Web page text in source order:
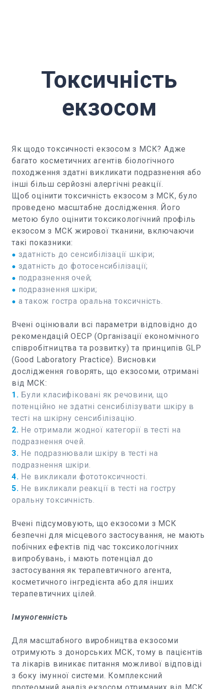
Токсичність
екзосом
Як щодо токсичності екзосом з МСК? Адже
багато косметичних агентів біологічного
походження здатні викликати подразнення або
інші більш серйозні алергічні реакції.
Щоб оцінити токсичність екзосом з МСК, було
проведено масштабне дослідження. Його
метою було оцінити токсикологічний профіль
екзосом з МСК жирової тканини, включаючи
такі показники:
● здатність до сенсибілізації шкіри;
● здатність до фотосенсибілізації;
● подразнення очей;
● подразнення шкіри;
● а також гостра оральна токсичність.
Вчені оцінювали всі параметри відповідно до
рекомендацій ОЕСР (Організації економічного
співробітництва та розвитку) та принципів GLP
(Good Laboratory Practice). Висновки
дослідження говорять, що екзосоми, отримані
від МСК:
1. Були класифіковані як речовини, що
потенційно не здатні сенсибілізувати шкіру в
тесті на шкірну сенсибілізацію.
2. Не отримали жодної категорії в тесті на
подразнення очей.
3. Не подразнювали шкіру в тесті на
подразнення шкіри.
4. Не викликали фототоксичності.
5. Не викликали реакції в тесті на гостру
оральну токсичність.
Вчені підсумовують, що екзосоми з МСК
безпечні для місцевого застосування, не мають
побічних ефектів під час токсикологічних
випробувань, і мають потенціал до
застосування як терапевтичного агента,
косметичного інгредієнта або для інших
терапевтичних цілей.
Імуногенність
Для масштабного виробництва екзосоми
отримують з донорських МСК, тому в пацієнтів
та лікарів виникає питання можливої відповіді
з боку імунної системи. Комплексний